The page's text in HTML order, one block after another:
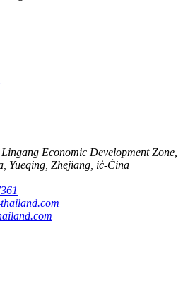
Economic Development Zone,
Yueqing, Zhejiang, iċ-Ċina